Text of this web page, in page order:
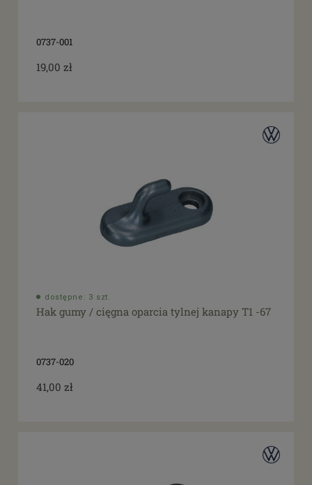
0737-001
19,00 zł
dostępne: 3 szt.
Hak gumy / cięgna oparcia tylnej kanapy T1 -67
0737-020
41,00 zł